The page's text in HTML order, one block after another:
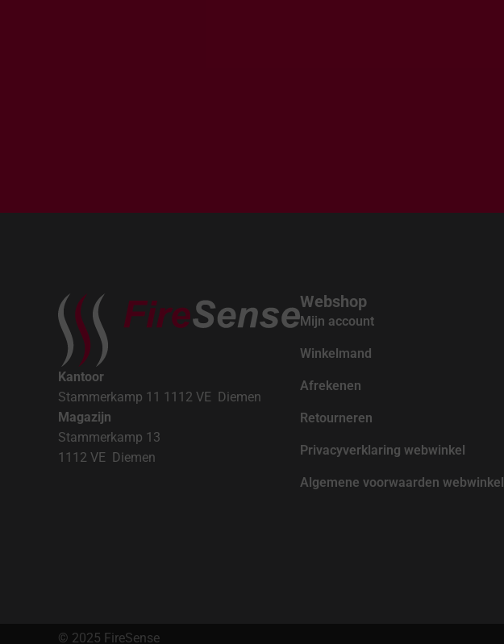
Kantoor
Stammerkamp 11 1112 VE Diemen
Magazijn
Stammerkamp 13
1112 VE Diemen
Webshop
Mijn account
Winkelmand
Afrekenen
Retourneren
Privacyverklaring webwinkel
Algemene voorwaarden webwinkel
© 2025 FireSense